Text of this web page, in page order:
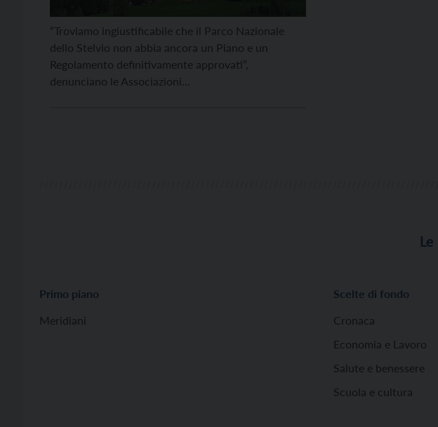
“Troviamo ingiustificabile che il Parco Nazionale
dello Stelvio non abbia ancora un Piano e un
Regolamento definitivamente approvati”,
denunciano le Associazioni
Primo piano
Meridiani
Scelte di fondo
Cronaca
Economia e Lavoro
Salute e benessere
Scuola e cultura